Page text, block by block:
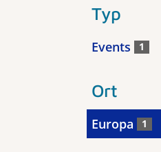
Typ
Events 1
Ort
Europa 1